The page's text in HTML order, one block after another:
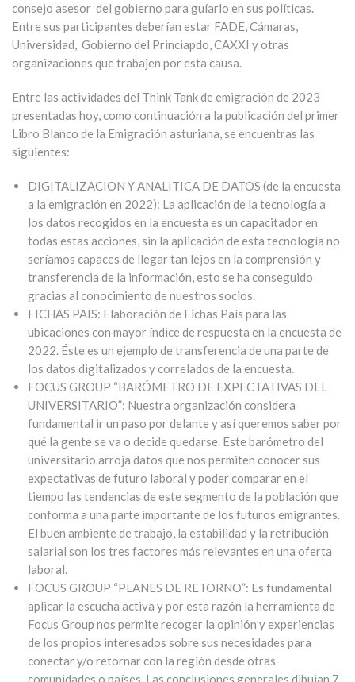
consejo asesor del gobierno para guíarlo en sus políticas.
Entre sus participantes deberían estar FADE, Cámaras,
Universidad, Gobierno del Princiapdo, CAXXI y otras
organizaciones que trabajen por esta causa.
Entre las actividades del Think Tank de emigración de 2023
presentadas hoy, como continuación a la publicación del primer
Libro Blanco de la Emigración asturiana, se encuentras las
siguientes:
DIGITALIZACION Y ANALITICA DE DATOS (de la encuesta
a la emigración en 2022): La aplicación de la tecnología a
los datos recogidos en la encuesta es un capacitador en
todas estas acciones, sin la aplicación de esta tecnología no
seríamos capaces de llegar tan lejos en la comprensión y
transferencia de la información, esto se ha conseguido
gracias al conocimiento de nuestros socios.
FICHAS PAIS: Elaboración de Fichas País para las
ubicaciones con mayor índice de respuesta en la encuesta de
2022. Éste es un ejemplo de transferencia de una parte de
los datos digitalizados y correlados de la encuesta.
FOCUS GROUP “BARÓMETRO DE EXPECTATIVAS DEL
UNIVERSITARIO”: Nuestra organización considera
fundamental ir un paso por delante y así queremos saber por
qué la gente se va o decide quedarse. Este barómetro del
universitario arroja datos que nos permiten conocer sus
expectativas de futuro laboral y poder comparar en el
tiempo las tendencias de este segmento de la población que
conforma a una parte importante de los futuros emigrantes.
El buen ambiente de trabajo, la estabilidad y la retribución
salarial son los tres factores más relevantes en una oferta
laboral.
FOCUS GROUP “PLANES DE RETORNO”: Es fundamental
aplicar la escucha activa y por esta razón la herramienta de
Focus Group nos permite recoger la opinión y experiencias
de los propios interesados sobre sus necesidades para
conectar y/o retornar con la región desde otras
comunidades o países. Las conclusiones generales dibujan 7